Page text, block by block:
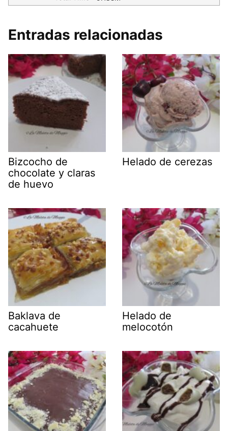
Entradas relacionadas
Bizcocho de
chocolate y claras
de huevo
Helado de cerezas
Baklava de
cacahuete
Helado de
melocotón